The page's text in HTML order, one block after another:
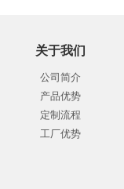
关于我们
公司简介
产品优势
定制流程
工厂优势